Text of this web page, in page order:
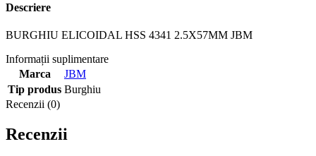
Descriere
BURGHIU ELICOIDAL HSS 4341 2.5X57MM JBM
Informații suplimentare
Marca
JBM
Tip produs Burghiu
Recenzii (0)
Recenzii